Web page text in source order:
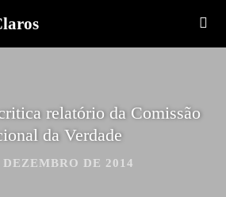
relatório da Comissão
da Verdade
DEZEMBRO DE 2014